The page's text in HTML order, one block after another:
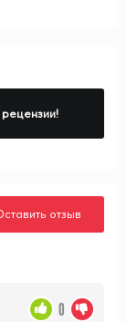
отзыв
0